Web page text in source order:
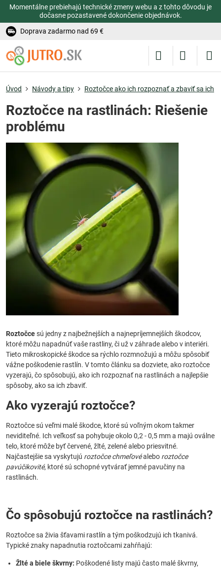
Momentálne prebiehajú technické zmeny webu a z tohto dôvodu je
dočasne pozastavené dokončenie objednávok.
Doprava zadarmo nad 69 €
Úvod Návody a tipy Roztočce ako ich rozpoznať a zbaviť sa ich
Roztočce na rastlinách: Riešenie
problému
Roztočcesú jedny z najbežnejších a najnepríjemnejších škodcov,
ktoré môžu napadnúť vaše rastliny, či už v záhrade alebo v interiéri.
Tieto mikroskopické škodce sa rýchlo rozmnožujú a môžu spôsobiť
vážne poškodenie rastlín. V tomto článku sa dozviete, ako roztočce
vyzerajú, čo spôsobujú, ako ich rozpoznať na rastlinách a najlepšie
spôsoby, ako sa ich zbaviť.
Ako vyzerajú roztočce?
Roztočce sú veľmi malé škodce, ktoré sú voľným okom takmer
neviditeľné. Ich veľkosť sa pohybuje okolo 0,2 - 0,5 mm a majú oválne
telo, ktoré môže byť červené, žlté, zelené alebo priesvitné.
Najčastejšie sa vyskytujú roztočce chmeľovéalebo roztočce
pavúčikovité, ktoré sú schopné vytvárať jemné pavučiny na
rastlinách.
Čo spôsobujú roztočce na rastlinách?
Roztočce sa živia šťavami rastlín a tým poškodzujú ich tkanivá.
Typické znaky napadnutia roztočcami zahŕňajú:
Žlté a biele škvrny: Poškodené listy majú často malé škvrny,